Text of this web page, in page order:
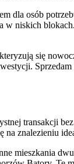
dla osób
niskich
się
transakcji
znalezieniu
mieszkania